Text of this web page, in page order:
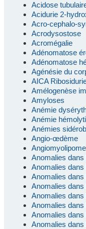
Acidose
Acidurie 2-
Acro-cephalo-
Acrodysostose
Acromégalie
Adénomatose
Adénomatose
Agénésie du
AICA
Amélogenèse
Amyloses
Anémie
Anémie
Anémies
Angio-œdème
Anomalies dans
Anomalies dans
Anomalies
Anomalies dans
Anomalies dans
Anomalies dans
Anomalies dans
Anomalies dans